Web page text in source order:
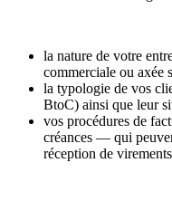
la nature de votre
commerciale ou axée
la typologie de vos
BtoC) ainsi que leur
vos procédures de
créances — qui
réception de